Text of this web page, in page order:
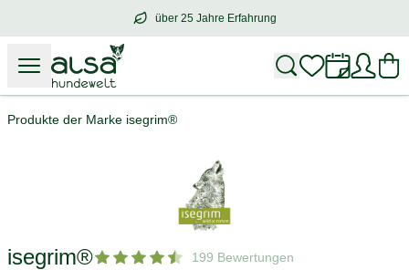
über 25 Jahre Erfahrung
über25 Jahre Erfahrung
Produkte der Marke isegrim®
isegrim® 199 Bewertungen